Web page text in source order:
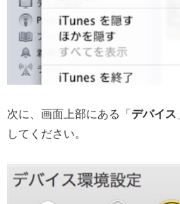
次に、画面上部にある「 デバイス
してください。